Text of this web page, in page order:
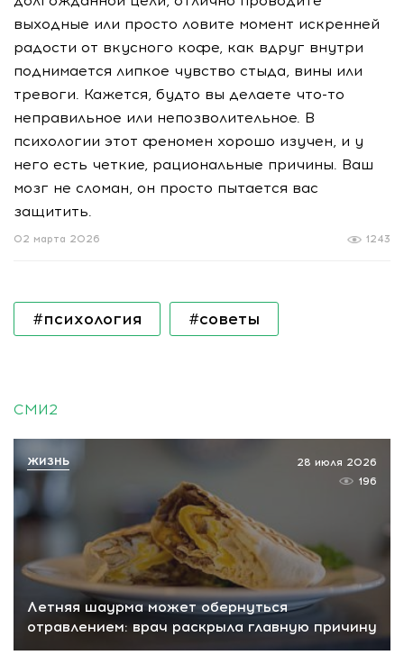
выходные или просто ловите момент искренней
радости от вкусного кофе, как вдруг внутри
поднимается липкое чувство стыда, вины или
тревоги. Кажется, будто вы делаете что-то
неправильное или непозволительное. В
психологии этот феномен хорошо изучен, и у
него есть четкие, рациональные причины. Ваш
мозг не сломан, он просто пытается вас
защитить.
1243
02 марта 2026
#психология #советы
СМИ2
Летняя шаурма может обернуться
отравлением: врач раскрыла главную причину
28 июля 2026
196
ЖИЗНЬ